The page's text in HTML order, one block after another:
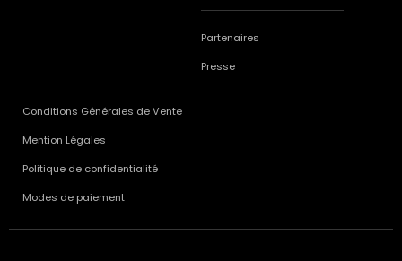
Partenaires
Presse
Conditions Générales de Vente
Mention Légales
Politique de confidentialité
Modes de paiement